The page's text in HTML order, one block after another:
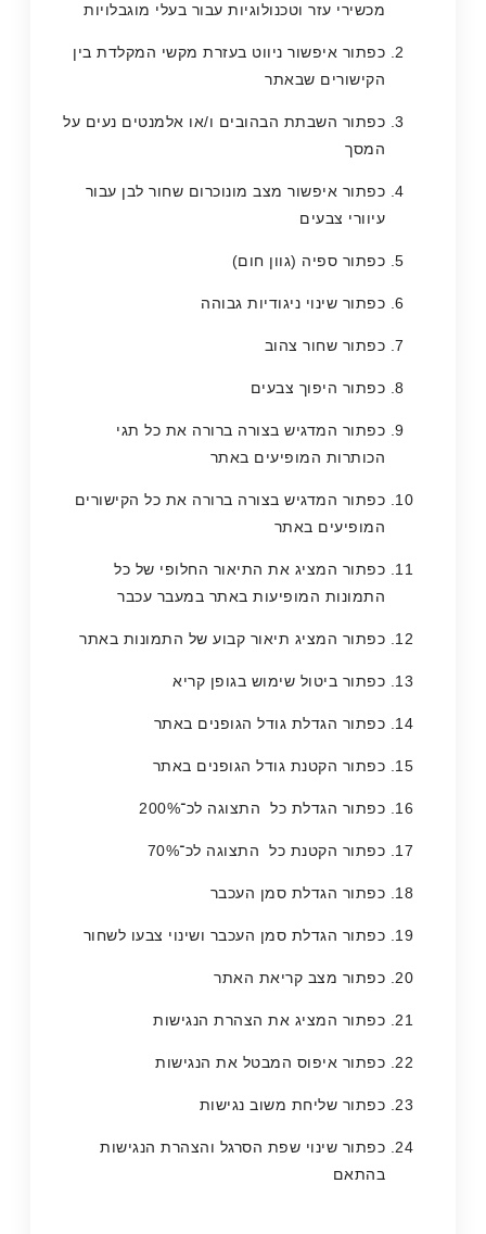
מכשירי עזר וטכנולוגיות עבור בעלי מוגבלויות
כפתור איפשור ניווט בעזרת מקשי המקלדת בין
הקישורים שבאתר
כפתור השבתת הבהובים ו/או אלמנטים נעים על
המסך
כפתור איפשור מצב מונוכרום שחור לבן עבור
עיוורי צבעים
כפתור ספיה (גוון חום)
כפתור שינוי ניגודיות גבוהה
כפתור שחור צהוב
כפתור היפוך צבעים
כפתור המדגיש בצורה ברורה את כל תגי
הכותרות המופיעים באתר
כפתור המדגיש בצורה ברורה את כל הקישורים
המופיעים באתר
כפתור המציג את התיאור החלופי של כל
התמונות המופיעות באתר במעבר עכבר
כפתור המציג תיאור קבוע של התמונות באתר
כפתור ביטול שימוש בגופן קריא
כפתור הגדלת גודל הגופנים באתר
כפתור הקטנת גודל הגופנים באתר
כפתור הגדלת כל התצוגה לכ־200%
כפתור הקטנת כל התצוגה לכ־70%
כפתור הגדלת סמן העכבר
כפתור הגדלת סמן העכבר ושינוי צבעו לשחור
כפתור מצב קריאת האתר
כפתור המציג את הצהרת הנגישות
כפתור איפוס המבטל את הנגישות
כפתור שליחת משוב נגישות
כפתור שינוי שפת הסרגל והצהרת הנגישות
בהתאם